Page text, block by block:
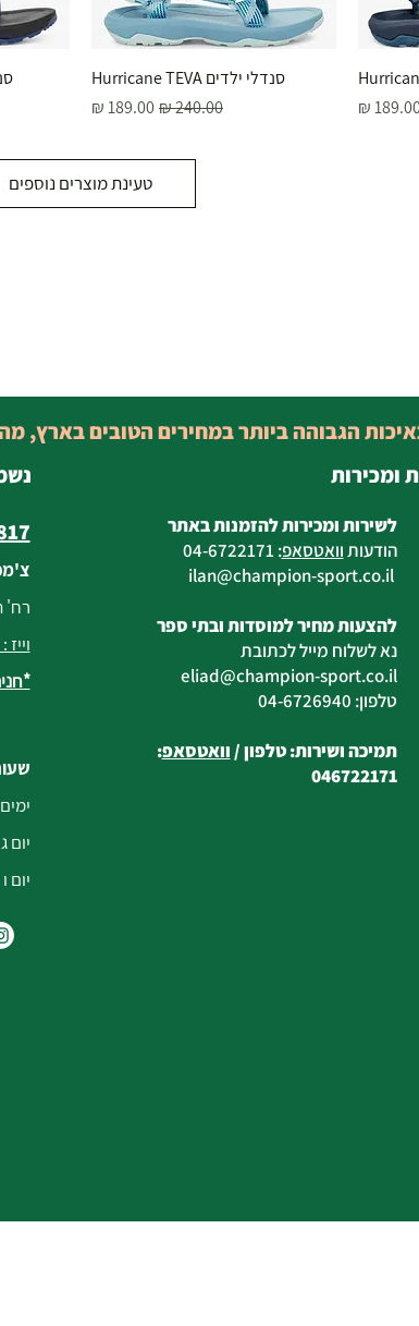
מבצע
תצוגה מהירה
סנדלי ילדים Hurricane TEVA
מחיר רגילמחיר מבצע
טעינת מוצרים נוספים
רח'
ימים
יום ג |
יום ו
לשירות ומכירות להזמנות באתר
הודעותוואטסאפ:
04-6722171
ilan
@champion-sport.co.il
להצעות מחיר למוסדות ובתי ספר
נא לשלוח מייל לכתובת
eliad@champion-sport.co.il
טלפון: 04-6726940
תמיכה ושירות: טלפון /וואטסאפ:
046722171
ומכירות
הגבוהה ביותר במחירים הטובים